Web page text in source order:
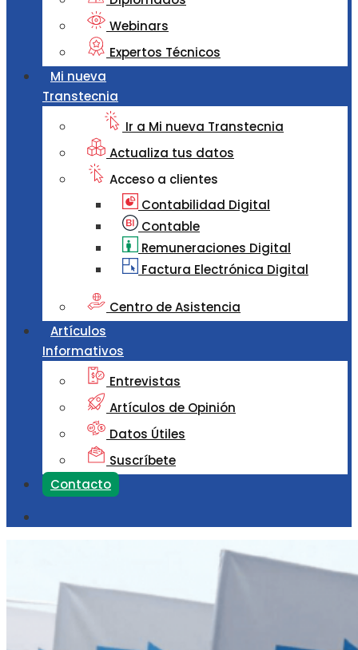
Webinars
Expertos Técnicos
Mi nueva
Transtecnia
Ir a Mi nueva Transtecnia
Actualiza tus datos
Acceso a clientes
Contabilidad Digital
Contable
Remuneraciones Digital
Factura Electrónica Digital
Centro de Asistencia
Artículos
Informativos
Entrevistas
Artículos de Opinión
Datos Útiles
Suscríbete
Contacto